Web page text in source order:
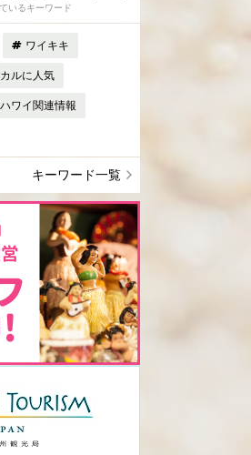
いるキーワード
ワイキキ
ルに人気
ワイ関連情報
キーワード一覧